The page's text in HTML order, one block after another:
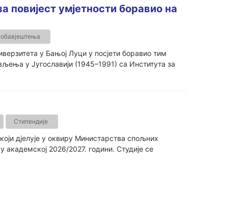
повијест умјетности боравио на
у Бањој Луци у посјети боравио тим
у Југославији (1945–1991) са Института за
Стипендије
дјелује у оквиру Министарства спољних
академској 2026/2027. години. Студије се